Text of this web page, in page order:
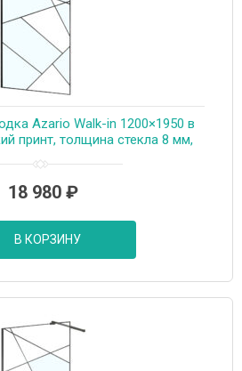
Azario Walk-in 1200×1950 в
принт, толщина стекла 8 мм,
18 980 ₽
В КОРЗИНУ